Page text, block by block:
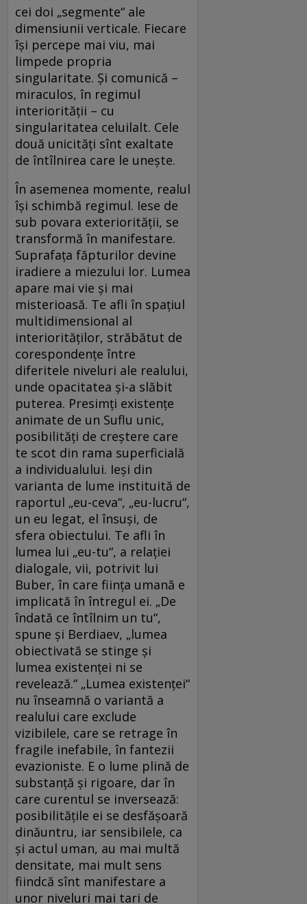
cei doi „segmente“ ale
dimensiunii verticale. Fiecare
îşi percepe mai viu, mai
limpede propria
singularitate. Şi comunică –
miraculos, în regimul
interiorităţii – cu
singularitatea celuilalt. Cele
două unicităţi sînt exaltate
de întîlnirea care le uneşte.
În asemenea momente, realul
își schimbă regimul. Iese de
sub povara exteriorităţii, se
transformă în manifestare.
Suprafaţa făpturilor devine
iradiere a miezului lor. Lumea
apare mai vie şi mai
misterioasă. Te afli în spaţiul
multidimensional al
interiorităţilor, străbătut de
corespondenţe între
diferitele niveluri ale realului,
unde opacitatea şi-a slăbit
puterea. Presimţi existenţe
animate de un Suflu unic,
posibilităţi de creştere care
te scot din rama superficială
a individualului. Ieşi din
varianta de lume instituită de
raportul „eu-ceva“, „eu-lucru“,
un eu legat, el însuşi, de
sfera obiectului. Te afli în
lumea lui „eu-tu“, a relaţiei
dialogale, vii, potrivit lui
Buber, în care fiinţa umană e
implicată în întregul ei. „De
îndată ce în­tîlnim un tu“,
spune şi Berdiaev, „lumea
obiectivată se stinge şi
lumea existenţei ni se
revelează.“ „Lumea existenţei“
nu înseamnă o variantă a
realului care exclude
vizibilele, care se retrage în
fragile inefabile, în fantezii
evazioniste. E o lume plină de
substanţă şi rigoare, dar în
care curentul se inversează:
posibilităţile ei se desfăşoară
dinăuntru, iar sensibilele, ca
şi actul uman, au mai multă
densitate, mai mult sens
fiindcă sînt manifestare a
unor niveluri mai tari de